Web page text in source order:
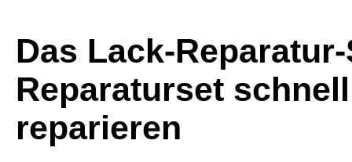
Das Lack-
Reparaturset
reparieren